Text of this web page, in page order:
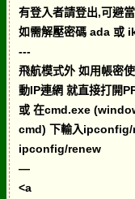
有登入者請登出,可避
如需解壓密碼 ada 或
---
飛航模式外 如用帳密
動IP連網 就直接打開
或 在cmd.exe
cmd) 下輸入ipconfig/
ipconfig/renew
—
<a